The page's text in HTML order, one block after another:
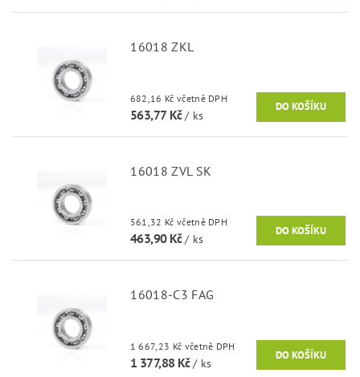
16018 ZKL
682,16 Kč včetně DPH
563,77 Kč/ ks
16018 ZVL SK
561,32 Kč včetně DPH
463,90 Kč/ ks
16018-C3 FAG
1 667,23 Kč včetně DPH
1 377,88 Kč/ ks